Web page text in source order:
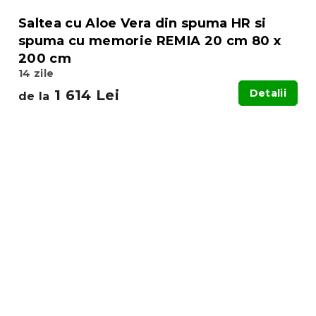
Saltea cu Aloe Vera din spuma HR si
spuma cu memorie REMIA 20 cm 80 x
200 cm
14 zile
de la 1 614 Lei Detalii